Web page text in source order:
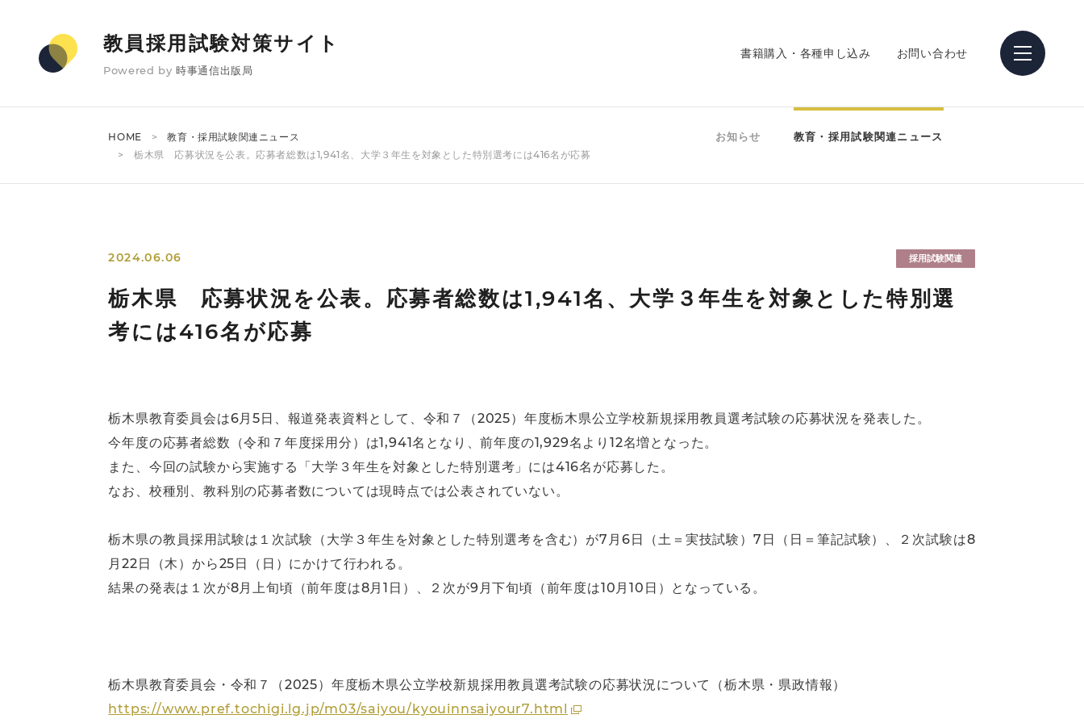
教員採用試験対策サイト
Powered by 時事通信出版局
書籍購入・各種申し込み お問い合わせ
HOME
教育・採用試験関連ニュース
栃木県 応募状況を公表。応募者総数は1,941名、大学３年生を対象とした特別選考には416名が応募
お知らせ 教育・採用試験関連ニュース
2024.06.06 採用試験関連
栃木県 応募状況を公表。応募者総数は1,941名、大学３年生を対象とした特別選
考には416名が応募
栃木県教育委員会は6月5日、報道発表資料として、令和７（2025）年度栃木県公立学校新規採用教員選考試験の応募状況を発表した。
今年度の応募者総数（令和７年度採用分）は1,941名となり、前年度の1,929名より12名増となった。
また、今回の試験から実施する「大学３年生を対象とした特別選考」には416名が応募した。
なお、校種別、教科別の応募者数については現時点では公表されていない。
栃木県の教員採用試験は１次試験（大学３年生を対象とした特別選考を含む）が7月6日（土＝実技試験）7日（日＝筆記試験）、２次試験は8
月22日（木）から25日（日）にかけて行われる。
結果の発表は１次が8月上旬頃（前年度は8月1日）、２次が9月下旬頃（前年度は10月10日）となっている。
栃木県教育委員会・令和７（2025）年度栃木県公立学校新規採用教員選考試験の応募状況について（栃木県・県政情報）
https://www.pref.tochigi.lg.jp/m03/saiyou/kyouinnsaiyour7.html